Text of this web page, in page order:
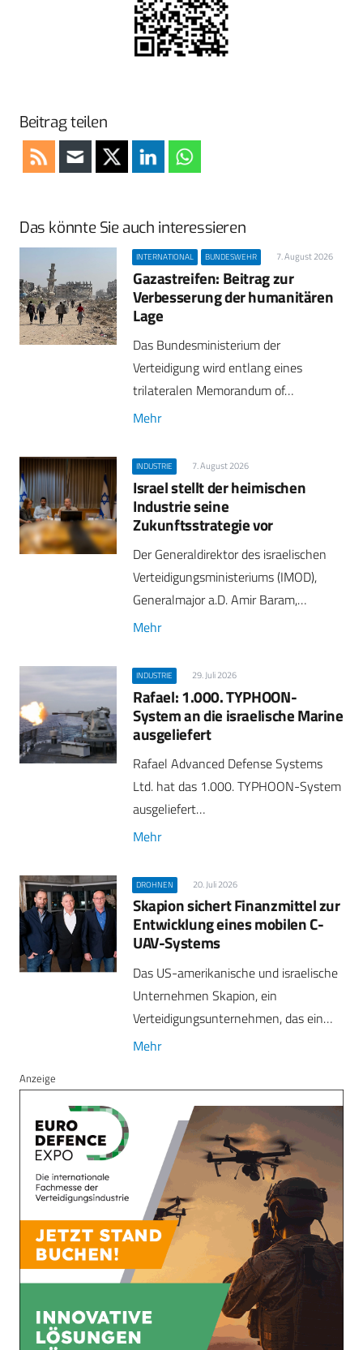
Beitrag teilen
Das könnte Sie auch interessieren
INTERNATIONAL BUNDESWEHR 7. August 2026
Gazastreifen: Beitrag zur
Verbesserung der humanitären
Lage
Das Bundesministerium der
Verteidigung wird entlang eines
trilateralen Memorandum of…
Mehr
INDUSTRIE 7. August 2026
Israel stellt der heimischen
Industrie seine
Zukunftsstrategie vor
Der Generaldirektor des israelischen
Verteidigungsministeriums (IMOD),
Generalmajor a.D. Amir Baram,…
Mehr
INDUSTRIE 29. Juli 2026
Rafael: 1.000. TYPHOON-
System an die israelische Marine
ausgeliefert
Rafael Advanced Defense Systems
Ltd. hat das 1.000. TYPHOON-System
ausgeliefert…
Mehr
DROHNEN 20. Juli 2026
Skapion sichert Finanzmittel zur
Entwicklung eines mobilen C-
UAV-Systems
Das US-amerikanische und israelische
Unternehmen Skapion, ein
Verteidigungsunternehmen, das ein…
Mehr
Anzeige